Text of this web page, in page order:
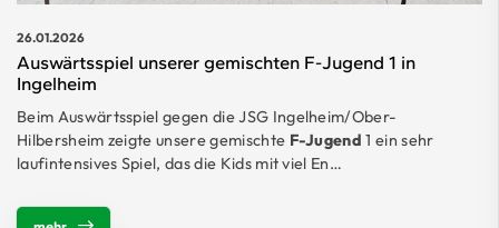
26.01.2026
Auswärtsspiel unserer gemischten F-Jugend 1 in
Ingelheim
Beim Auswärtsspiel gegen die JSG Ingelheim/Ober-
Hilbersheim zeigte unsere gemischte F-Jugend 1 ein sehr
laufintensives Spiel, das die Kids mit viel En…